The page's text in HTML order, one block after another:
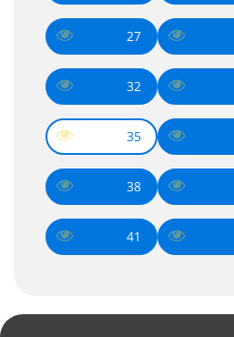
27
32
35
38
41